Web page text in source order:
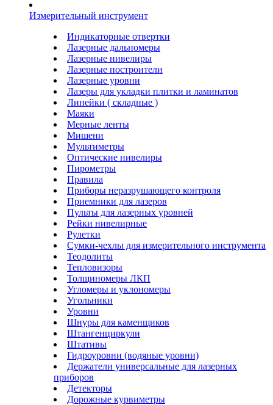
Измерительный инструмент
Индикаторные отвертки
Лазерные дальномеры
Лазерные нивелиры
Лазерные построители
Лазерные уровни
Лазеры для укладки плитки и ламинатов
Линейки ( складные )
Маяки
Мерные ленты
Мишени
Мультиметры
Оптические нивелиры
Пирометры
Правила
Приборы неразрушающего контроля
Приемники для лазеров
Пульты для лазерных уровней
Рейки нивелирные
Рулетки
Сумки-чехлы для измерительного инструмента
Теодолиты
Тепловизоры
Толщиномеры ЛКП
Угломеры и уклономеры
Угольники
Уровни
Шнуры для каменщиков
Штангенциркули
Штативы
Гидроуровни (водяные уровни)
Держатели универсальные для лазерных
приборов
Детекторы
Дорожные курвиметры